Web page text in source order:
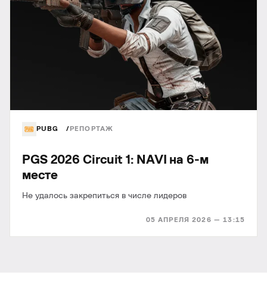
PUBG РЕПОРТАЖ
05 АПРЕЛЯ 2026 — 13:15
PGS 2026 Circuit 1: NAVI на 6-м
месте
Не удалось закрепиться в числе лидеров